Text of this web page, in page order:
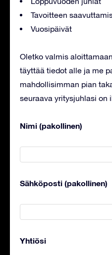
Tavoitteen
Vuosipäivät
Oletko valmis
täyttää tiedot alle ja me
mahdollisimman pian
seuraava yritysjuhlasi on
Nimi (pakollinen)
Sähköposti (pakollinen)
Yhtiösi